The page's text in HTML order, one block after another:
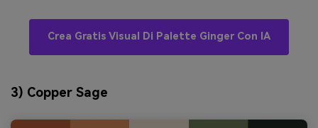
Crea Gratis Visual Di Palette Ginger Con IA
3) Copper Sage